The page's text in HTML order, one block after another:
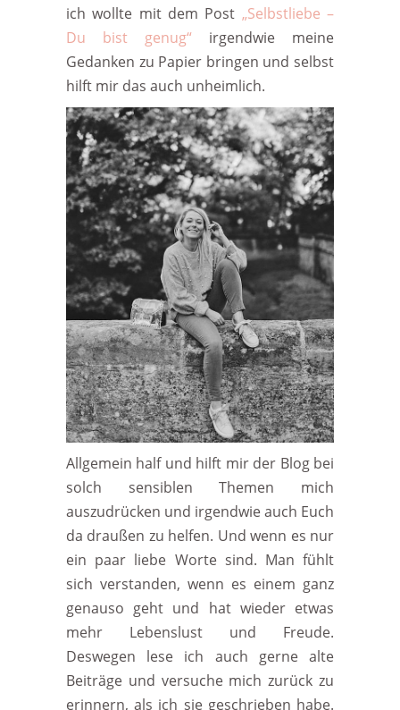
ich wollte mit dem Post „Selbstliebe –
Du bist genug“ irgendwie meine
Gedanken zu Papier bringen und selbst
hilft mir das auch unheimlich.
Allgemein half und hilft mir der Blog bei
solch sensiblen Themen mich
auszudrücken und irgendwie auch Euch
da draußen zu helfen. Und wenn es nur
ein paar liebe Worte sind. Man fühlt
sich verstanden, wenn es einem ganz
genauso geht und hat wieder etwas
mehr Lebenslust und Freude.
Deswegen lese ich auch gerne alte
Beiträge und versuche mich zurück zu
erinnern, als ich sie geschrieben habe.